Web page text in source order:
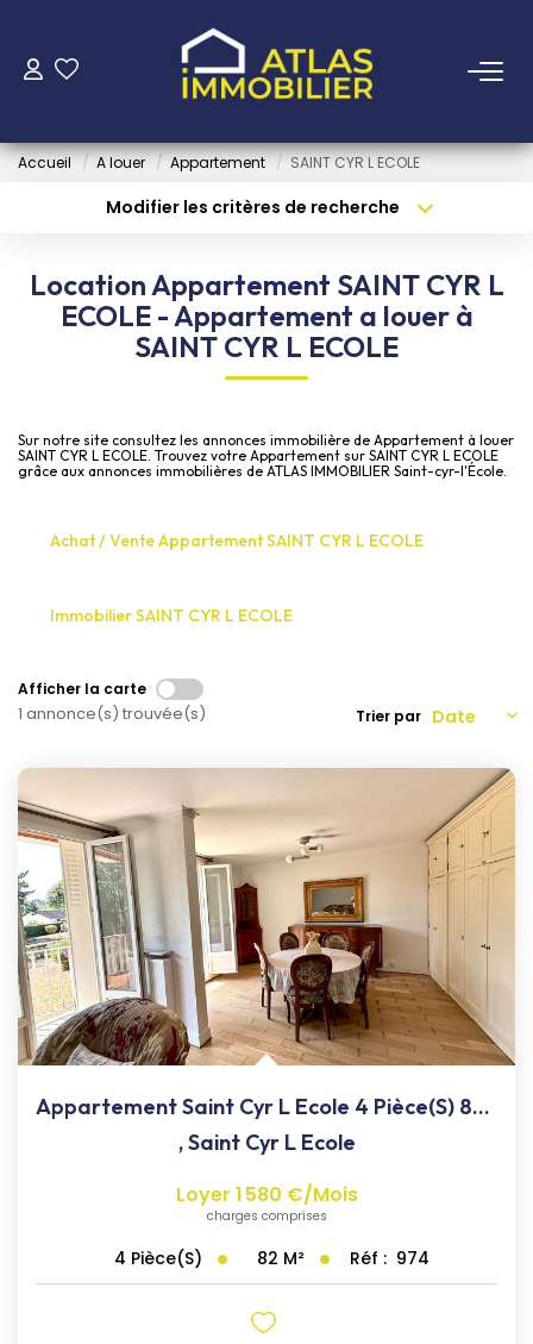
FAIRE GÉRER
Qui Sommes-Nous
Nous Rejoindre
CONTACT
Accueil A louer Appartement SAINT CYR L ECOLE
Modifier les critères de recherche
Sélectionnez...
Type de bien
Surface min
Location Appartement SAINT CYR L
ECOLE - Appartement a louer à
SAINT CYR L ECOLE
Sur notre site consultez les annonces immobilière de Appartement à louer
SAINT CYR L ECOLE. Trouvez votre Appartement sur SAINT CYR L ECOLE
grâce aux annonces immobilières de ATLAS IMMOBILIER Saint-cyr-l'École.
Achat / Vente Appartement SAINT CYR L ECOLE
Immobilier SAINT CYR L ECOLE
Afficher la carte
1 annonce(s) trouvée(s) Trier par
Appartement Saint Cyr L Ecole 4 Pièce(s) 81.79 M2
,Saint Cyr L Ecole
Loyer 1 580 €/mois
charges comprises
4 Pièce(s) 82 M² Réf : 974